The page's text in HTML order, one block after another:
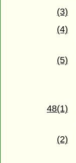
(3)
(4)
(5)
48(1)
(2)